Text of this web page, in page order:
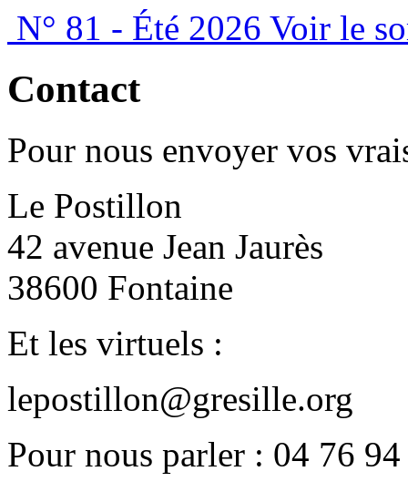
N° 81 - Été 2026 Voir le
Contact
Pour nous envoyer vos
Le Postillon
42 avenue Jean Jaurès
38600 Fontaine
Et les virtuels :
lepostillon@gresille.org
Pour nous parler : 04 76